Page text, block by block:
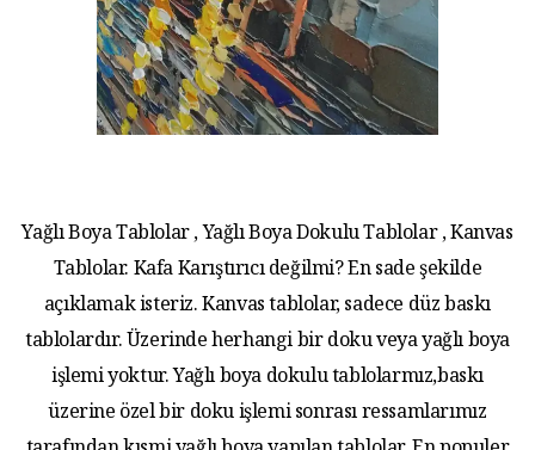
Yağlı Boya Tablolar , Yağlı Boya Dokulu Tablolar , Kanvas
Tablolar. Kafa Karıştırıcı değilmi? En sade şekilde
açıklamak isteriz. Kanvas tablolar, sadece düz baskı
tablolardır. Üzerinde herhangi bir doku veya yağlı boya
işlemi yoktur. Yağlı boya dokulu tablolarmız,baskı
üzerine özel bir doku işlemi sonrası ressamlarımız